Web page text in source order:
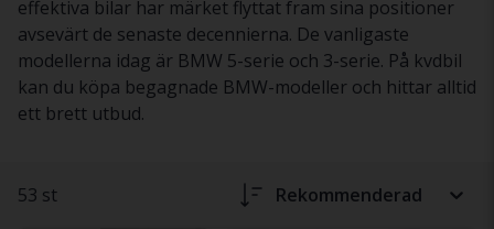
effektiva bilar har märket flyttat fram sina positioner
avsevärt de senaste decennierna. De vanligaste
modellerna idag är BMW 5-serie och 3-serie. På kvdbil
kan du köpa begagnade BMW-modeller och hittar alltid
ett brett utbud.
53 st Rekommenderad